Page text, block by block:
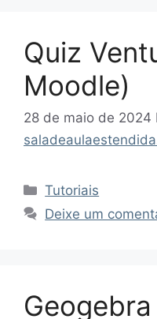
Quiz
Moodle)
28 de maio de 2024
Categorias
Tutoriais
Deixe um